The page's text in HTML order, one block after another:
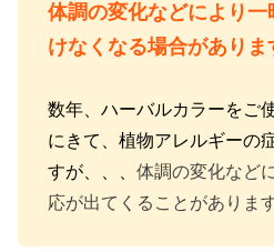
体調の変化などにより
けなくなる場合がありま
数年、ハーバルカラーをご
にきて、植物アレルギーの
すが、、、体調の変化など
応が出てくることがあります